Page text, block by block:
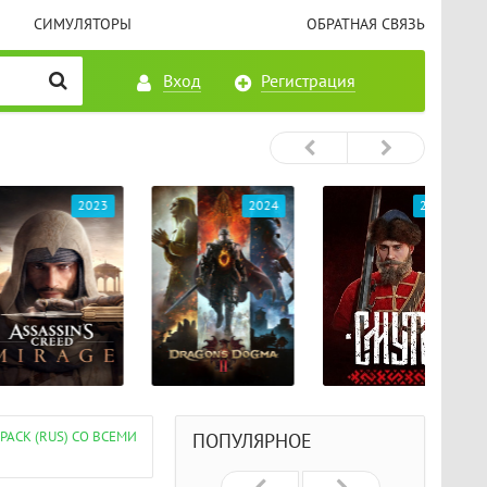
СИМУЛЯТОРЫ ОБРАТНАЯ СВЯЗЬ
Вход Регистрация
2023 2024 2024
(RUS) СО ВСЕМИ ПОПУЛЯРНОЕ